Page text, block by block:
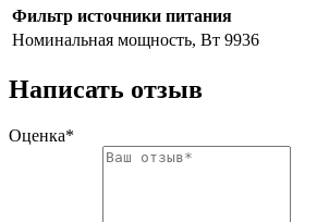
Фильтр источники питания
Номинальная мощность, Вт 9936
Написать отзыв
Оценка*